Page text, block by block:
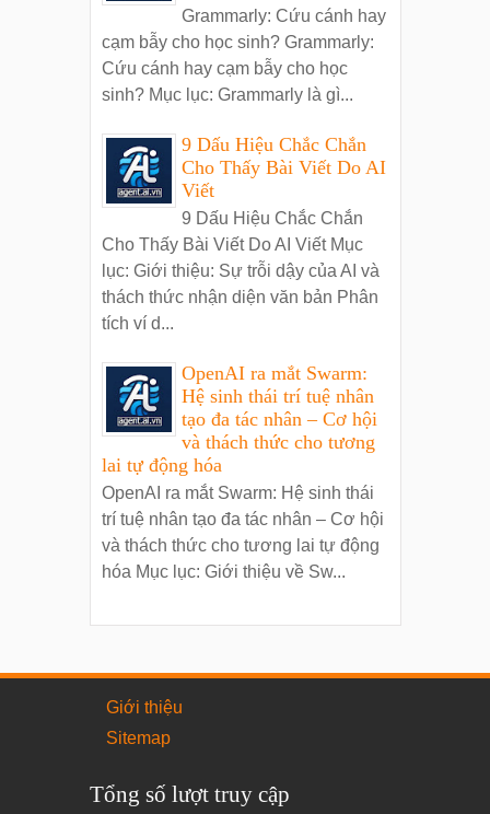
Grammarly: Cứu cánh hay
cạm bẫy cho học sinh? Grammarly:
Cứu cánh hay cạm bẫy cho học
sinh? Mục lục: Grammarly là gì...
9 Dấu Hiệu Chắc Chắn
Cho Thấy Bài Viết Do AI
Viết
9 Dấu Hiệu Chắc Chắn
Cho Thấy Bài Viết Do AI Viết Mục
lục: Giới thiệu: Sự trỗi dậy của AI và
thách thức nhận diện văn bản Phân
tích ví d...
OpenAI ra mắt Swarm:
Hệ sinh thái trí tuệ nhân
tạo đa tác nhân – Cơ hội
và thách thức cho tương
lai tự động hóa
OpenAI ra mắt Swarm: Hệ sinh thái
trí tuệ nhân tạo đa tác nhân – Cơ hội
và thách thức cho tương lai tự động
hóa Mục lục: Giới thiệu về Sw...
Giới thiệu
Sitemap
Tổng số lượt truy cập